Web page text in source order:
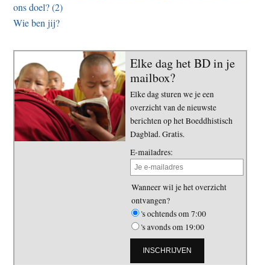
ons doel? (2)
Wie ben jij?
Elke dag het BD in je
mailbox?
Elke dag sturen we je een
overzicht van de nieuwste
berichten op het Boeddhistisch
Dagblad. Gratis.
E-mailadres:
Wanneer wil je het overzicht
ontvangen?
's ochtends om 7:00
's avonds om 19:00